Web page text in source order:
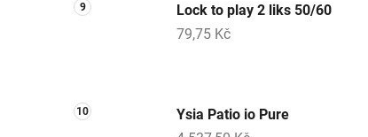
Lock to play 2 liks 50/60
79,75 Kč
Ysia Patio io Pure